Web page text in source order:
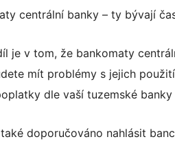
centrální banky – ty bývají
je v tom, že bankomaty
mít problémy s jejich
dle vaší tuzemské
doporučováno nahlásit